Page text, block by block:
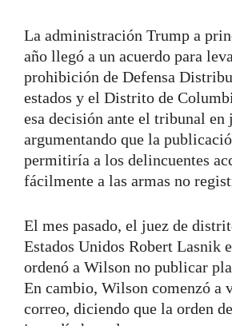
La administración Trump a
año llegó a un acuerdo para
prohibición de Defensa
estados y el Distrito de
esa decisión ante el tribunal en
argumentando que la
permitiría a los delincuentes
fácilmente a las armas no
El mes pasado, el juez de
Estados Unidos Robert Lasnik
ordenó a Wilson no publicar
En cambio, Wilson comenzó a
correo, diciendo que la orden